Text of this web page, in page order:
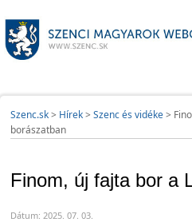
Szenc.sk> Hírek> Szenc és vidéke>
borászatban
Finom, új fajta bor a
Dátum: 2025. 07. 03.